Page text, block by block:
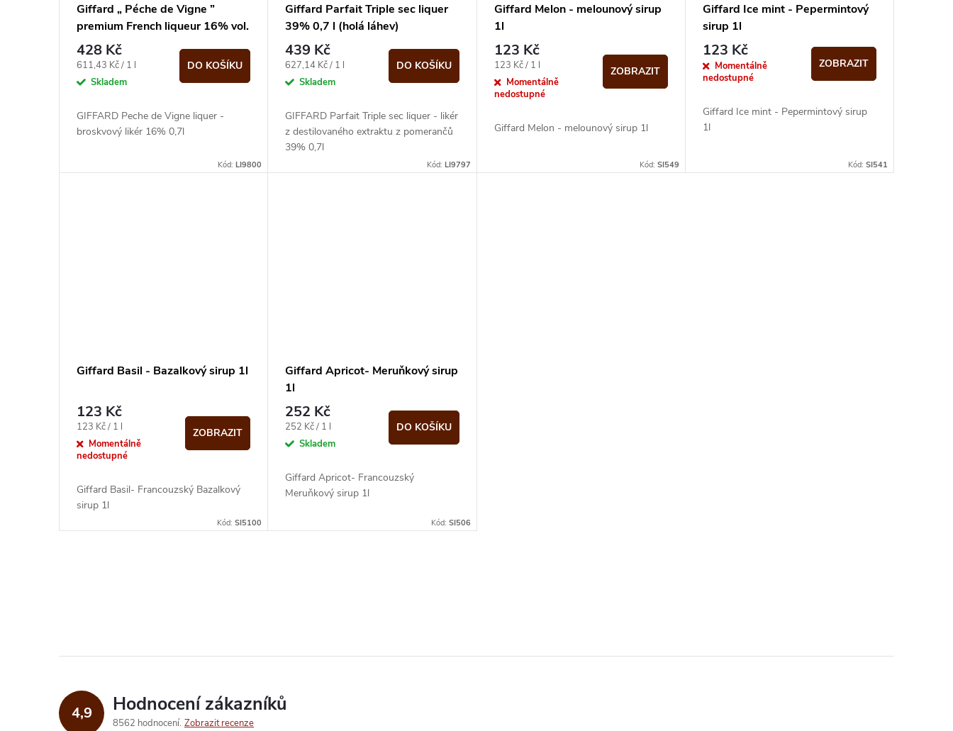
Giffard „ Péche de Vigne ”
premium French liqueur 16% vol.
0.70 l
428 Kč
Měrná
cena:
611,43 Kč / 1 l
Skladem
DO KOŠÍKU
GIFFARD Peche de Vigne liquer -
broskvový likér 16% 0,7l
Kód:LI9800
Giffard Parfait Triple sec liquer
39% 0,7 l (holá láhev)
439 Kč
Měrná
cena:
627,14 Kč / 1 l
Skladem
DO KOŠÍKU
GIFFARD Parfait Triple sec liquer - likér
z destilovaného extraktu z pomerančů
39% 0,7l
Kód: LI9797
Giffard Melon - melounový sirup
1l
123 Kč
Měrná
cena:
123 Kč / 1 l
Momentálně
nedostupné
ZOBRAZIT
Giffard Melon - melounový sirup 1l
Kód: SI549
Giffard Ice mint - Pepermintový
sirup 1l
123 Kč
Momentálně
nedostupné
ZOBRAZIT
Giffard Ice mint - Pepermintový sirup
1l
Kód: SI541
Giffard Basil - Bazalkový sirup 1l
123 Kč
Měrná
cena:
123 Kč / 1 l
Momentálně
nedostupné
ZOBRAZIT
Giffard Basil- Francouzský Bazalkový
sirup 1l
Kód:SI5100
Giffard Apricot- Meruňkový sirup
1l
252 Kč
Měrná
cena:
252 Kč / 1 l
Skladem
DO KOŠÍKU
Giffard Apricot- Francouzský
Meruňkový sirup 1l
Kód: SI506
d
4,9 Hodnocení zákazníků
8562 hodnocení Zobrazit recenze